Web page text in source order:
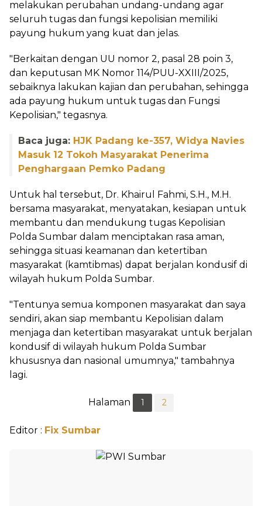
melakukan perubahan undang-undang agar
seluruh tugas dan fungsi kepolisian memiliki
payung hukum yang kuat dan jelas.
"Berkaitan dengan UU nomor 2, pasal 28 poin 3,
dan keputusan MK Nomor 114/PUU-XXIII/2025,
sebaiknya lakukan kajian dan perubahan, sehingga
ada payung hukum untuk tugas dan Fungsi
Kepolisian," tegasnya.
Baca juga: HJK Padang ke-357, Widya Navies
Masuk 12 Tokoh Masyarakat Penerima
Penghargaan Pemko Padang
Untuk hal tersebut, Dr. Khairul Fahmi, S.H., M.H.
bersama masyarakat, menyatakan, kesiapan untuk
membantu dan mendukung tugas Kepolisian
Polda Sumbar dalam menciptakan rasa aman,
sehingga situasi keamanan dan ketertiban
masyarakat (kamtibmas) dapat berjalan kondusif di
wilayah hukum Polda Sumbar.
"Tentunya semua komponen masyarakat dan saya
sendiri, akan siap membantu Kepolisian dalam
menjaga dan ketertiban masyarakat untuk berjalan
kondusif di wilayah hukum Polda Sumbar
khususnya dan nasional umumnya," tambahnya
lagi.
Halaman 1 2
Editor : Fix Sumbar